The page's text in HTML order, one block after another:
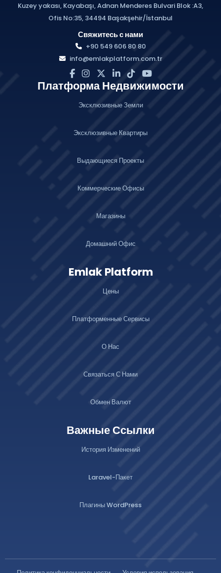
Kuzey yakası, Kayabaşı, Adnan Menderes Bulvari Blok :A3,
Ofis No:35, 34494 Başakşehir/İstanbul
Свяжитесь с нами
+90 549 606 80 80
info@emlakplatform.com.tr
Платформа Недвижимости
Эксклюзивные Земли
Эксклюзивные Квартиры
Выдающиеся Проекты
Коммерческие Офисы
Магазины
Домашний Офис
Emlak Platform
Цены
Платформенные Сервисы
О Нас
Связаться С Нами
Обмен Валют
Важные Ссылки
История Изменений
Laravel-Пакет
Плагины WordPress